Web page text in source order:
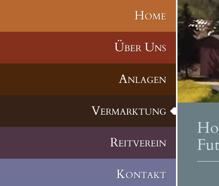
Home
Über Uns
Anlagen
Vermarktung
Reitverein
Kontakt